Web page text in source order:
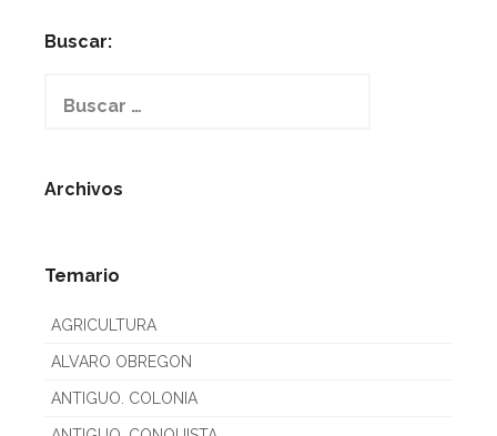
Buscar:
Archivos
Temario
AGRICULTURA
ALVARO OBREGON
ANTIGUO. COLONIA